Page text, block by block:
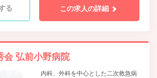
る この求人の詳細
会 弘前小野病院
内科、外科を中心とした二次救急病